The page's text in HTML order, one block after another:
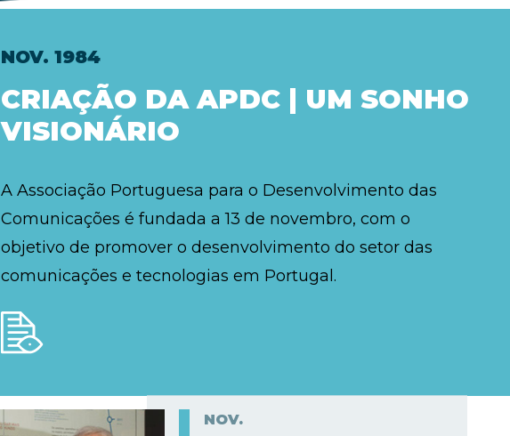
NOV. 1984
CRIAÇÃO DA APDC | UM SONHO
VISIONÁRIO
A Associação Portuguesa para o Desenvolvimento das
Comunicações é fundada a 13 de novembro, com o
objetivo de promover o desenvolvimento do setor das
comunicações e tecnologias em Portugal.
NOV.